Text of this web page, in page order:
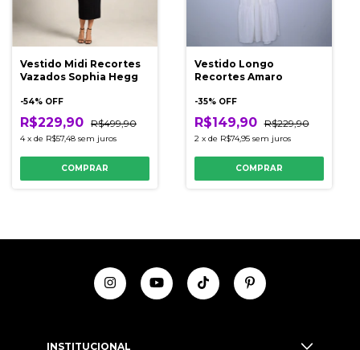
Vestido Midi Recortes
Vazados Sophia Hegg
-54% OFF
R$229,90 R$499,90
4 x de R$57,48 sem juros
COMPRAR
Vestido Longo
Recortes Amaro
-35% OFF
R$149,90 R$229,90
2 x de R$74,95 sem juros
COMPRAR
INSTITUCIONAL